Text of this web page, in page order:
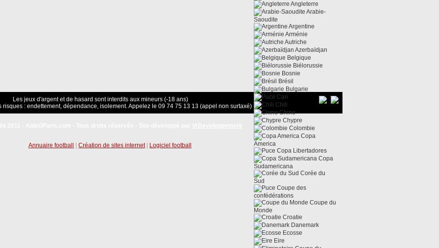
Angleterre
Arabie-
Saoudite
Argentine
Arménie
Autriche
Azerbaïdjan
Belgique
Biélorussie
Bosnie
Brésil
Bulgarie
Can
Chili
Chine
Chypre
Colombie
Copa
America
Copa Libertadores
Copa
Sudamericana
Corée du
Sud
Coupe des
confédérations
Coupe du
Monde
Croatie
Danemark
Ecosse
Eire
Les jeux d'argent et de hasard sont interdits aux mineurs (-18 ans)
risques : endettement, dépendance, isolement. Appelez le 09 74 75 13 13 (appel non surtaxé)
Annuaire football Création de sites internet| Logiciel football